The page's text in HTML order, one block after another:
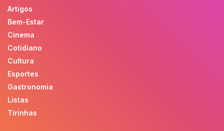
Artigos
Bem-Estar
Cinema
Cotidiano
Cultura
Esportes
Gastronomia
Listas
Tirinhas